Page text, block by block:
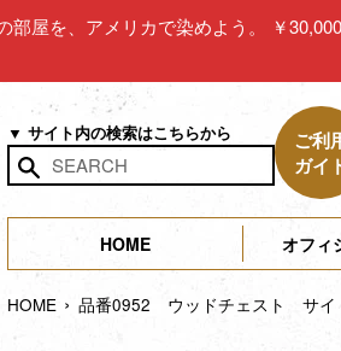
部屋を、アメリカで染めよう。 ￥
▼ サイト内の検索はこちらから
検
索
る
ご利
ガイ
HOME オフィ
HOME › 品番0952 ウッドチェスト サ